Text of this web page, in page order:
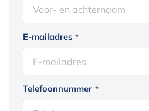
E-mailadres *
Telefoonnummer *